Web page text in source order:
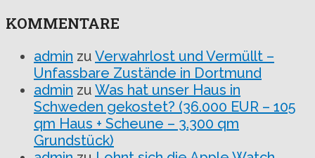
KOMMENTARE
admin zu Verwahrlost und Vermüllt –
Unfassbare Zustände in Dortmund
admin zu Was hat unser Haus in
Schweden gekostet? (36.000 EUR – 105
qm Haus + Scheune – 3.300 qm
Grundstück)